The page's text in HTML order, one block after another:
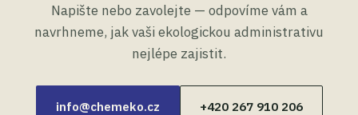
Napište nebo zavolejte — odpovíme vám a
navrhneme, jak vaši ekologickou administrativu
nejlépe zajistit.
info@chemeko.cz +420 267 910 206